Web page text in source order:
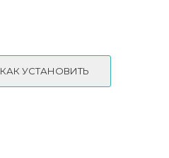
КАК УСТАНОВИТЬ